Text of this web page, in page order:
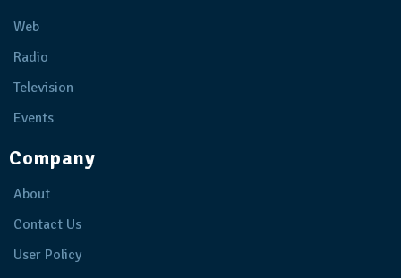
Web
Radio
Television
Events
Company
About
Contact Us
User Policy